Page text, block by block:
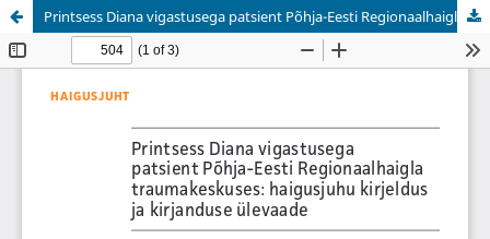
Printsess Diana vigastusega patsient Põhja-Eesti Regionaalhaigla traumakeskuses: haigusjuhu kirjeldus ja kirjanduse ülevaade